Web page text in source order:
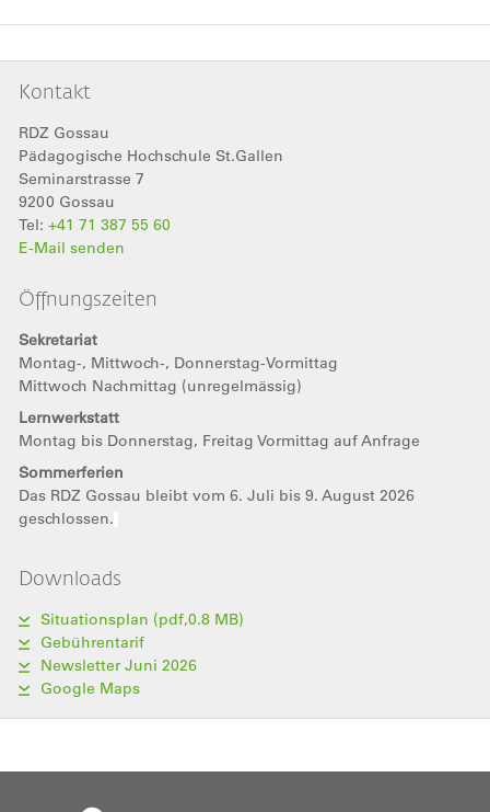
Kontakt
RDZ Gossau
Pädagogische Hochschule St.Gallen
Seminarstrasse 7
9200 Gossau
Tel: +41 71 387 55 60
E-Mail senden
Öffnungszeiten
Sekretariat
Montag-, Mittwoch-, Donnerstag-Vormittag
Mittwoch Nachmittag (unregelmässig)
Lernwerkstatt
Montag bis Donnerstag, Freitag Vormittag auf Anfrage
Sommerferien
Das RDZ Gossau bleibt vom 6. Juli bis 9. August 2026
geschlossen.
Downloads
Situationsplan (pdf,0.8 MB)
Gebührentarif
Newsletter Juni 2026
Google Maps